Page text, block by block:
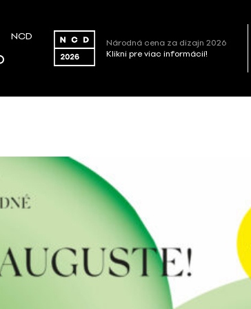
NCD
Národná cena za dizajn 2026
Klikni pre viac informácií!